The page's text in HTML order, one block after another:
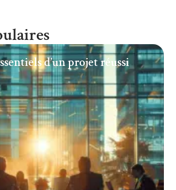
d’un projet réussi